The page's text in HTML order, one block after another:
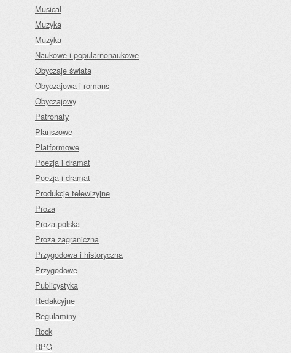
Musical
Muzyka
Muzyka
Naukowe i popularnonaukowe
Obyczaje świata
Obyczajowa i romans
Obyczajowy
Patronaty
Planszowe
Platformowe
Poezja i dramat
Poezja i dramat
Produkcje telewizyjne
Proza
Proza polska
Proza zagraniczna
Przygodowa i historyczna
Przygodowe
Publicystyka
Redakcyjne
Regulaminy
Rock
RPG